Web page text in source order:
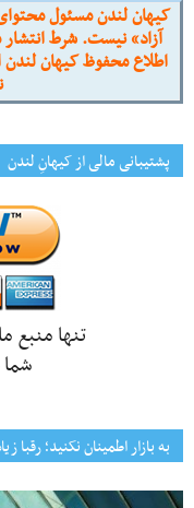
کیهان لندن مسئول
آزاد» نیست. شرط
اطلاع محفوظ کیهان
پشتیبانی مالی از کیهانِ لندن
تنها منبع
به بازار اطمینان نکنید؛ رقبا